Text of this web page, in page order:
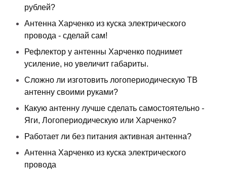
рублей?
Антенна Харченко из куска электрического
провода - сделай сам!
Рефлектор у антенны Харченко поднимет
усиление, но увеличит габариты.
Сложно ли изготовить логопериодическую ТВ
антенну своими руками?
Какую антенну лучше сделать самостоятельно -
Яги, Логопериодическую или Харченко?
Работает ли без питания активная антенна?
Антенна Харченко из куска электрического
провода